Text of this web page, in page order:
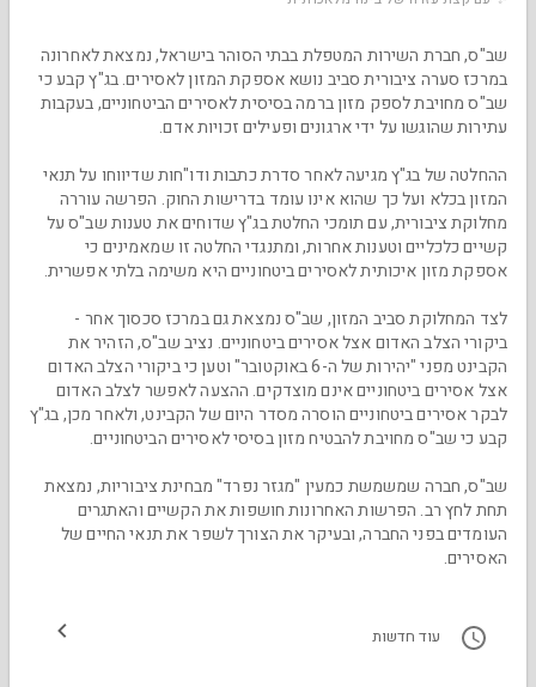
שב"ס, חברת השירות המטפלת בבתי הסוהר בישראל, נמצאת לאחרונה
במרכז סערה ציבורית סביב נושא אספקת המזון לאסירים. בג"ץ קבע כי
שב"ס מחויבת לספק מזון ברמה בסיסית לאסירים הביטחוניים, בעקבות
עתירות שהוגשו על ידי ארגונים ופעילים זכויות אדם.
ההחלטה של בג"ץ מגיעה לאחר סדרת כתבות ודו"חות שדיווחו על תנאי
המזון בכלא ועל כך שהוא אינו עומד בדרישות החוק. הפרשה עוררה
מחלוקת ציבורית, עם תומכי החלטת בג"ץ שדוחים את טענות שב"ס על
קשיים כלכליים וטענות אחרות, ומתנגדי החלטה זו שמאמינים כי
אספקת מזון איכותית לאסירים ביטחוניים היא משימה בלתי אפשרית.
לצד המחלוקת סביב המזון, שב"ס נמצאת גם במרכז סכסוך אחר -
ביקורי הצלב האדום אצל אסירים ביטחוניים. נציב שב"ס, הזהיר את
הקבינט מפני "יהירות של ה-6 באוקטובר" וטען כי ביקורי הצלב האדום
אצל אסירים ביטחוניים אינם מוצדקים. ההצעה לאפשר לצלב האדום
לבקר אסירים ביטחוניים הוסרה מסדר היום של הקבינט, ולאחר מכן, בג"ץ
קבע כי שב"ס מחויבת להבטיח מזון בסיסי לאסירים הביטחוניים.
שב"ס, חברה שמשמשת כמעין "מגזר נפרד" מבחינת ציבוריות, נמצאת
תחת לחץ רב. הפרשות האחרונות חושפות את הקשיים והאתגרים
העומדים בפני החברה, ובעיקר את הצורך לשפר את תנאי החיים של
האסירים.
עוד חדשות